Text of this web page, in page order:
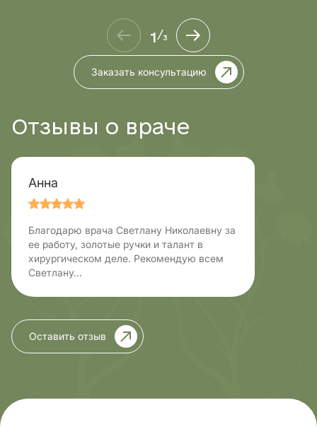
Заказать консультацию
1/3
Отзывы о враче
Анна
Благодарю врача Светлану Николаевну за
ее работу, золотые ручки и талант в
хирургическом деле. Рекомендую всем
Светлану...
Оставить отзыв